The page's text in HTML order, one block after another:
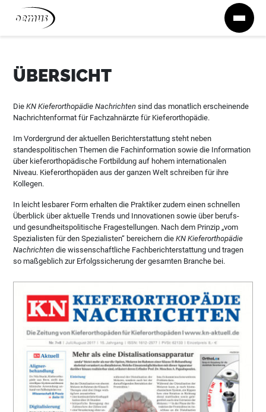
Zum Inhalt springen
ÜBERSICHT
DieKN Kieferorthopädie Nachrichten sind das monatlich erscheinende
Nachrichtenformat für Fachzahnärzte für Kieferorthopädie.
Im Vordergrund der aktuellen Berichterstattung steht neben
standespolitischen Themen die Fachinformation sowie die Information
über kieferorthopädische Fortbildung auf hohem internationalen
Niveau. Kieferorthopäden aus der ganzen Welt schreiben für ihre
Kollegen.
In leicht lesbarer Form erhalten die Praktiker zudem einen schnellen
Überblick über aktuelle Trends und Innovationen sowie über berufs-
und gesundheitspolitische Fragestellungen. Nach dem Prinzip „vom
Spezialisten für den Spezialisten“ bereichern dieKN Kieferorthopädie
Nachrichten die wissenschaftliche Fachberichterstattung und tragen
so maßgeblich zur Erfolgssicherung der gesamten Branche bei.